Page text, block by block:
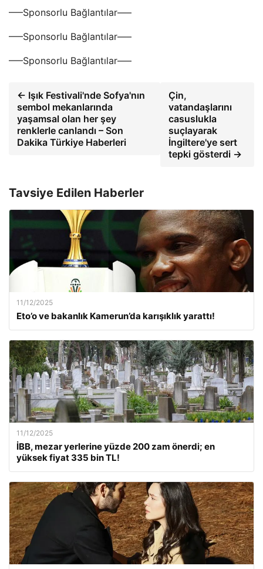
—–Sponsorlu Bağlantılar—–
—–Sponsorlu Bağlantılar—–
—–Sponsorlu Bağlantılar—–
← Işık Festivali'nde Sofya'nın
sembol mekanlarında
yaşamsal olan her şey
renklerle canlandı – Son
Dakika Türkiye Haberleri
Çin,
vatandaşlarını
casuslukla
suçlayarak
İngiltere'ye sert
tepki gösterdi →
Tavsiye Edilen Haberler
11/12/2025
Eto’o ve bakanlık Kamerun’da karışıklık yarattı!
11/12/2025
İBB, mezar yerlerine yüzde 200 zam önerdi; en
yüksek fiyat 335 bin TL!